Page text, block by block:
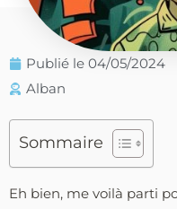
Publié le 04/05/2024
Alban
Sommaire
Eh bien, me voilà parti